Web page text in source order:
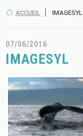
ACCUEIL IMAGESYL
07/06/2016
IMAGESYL